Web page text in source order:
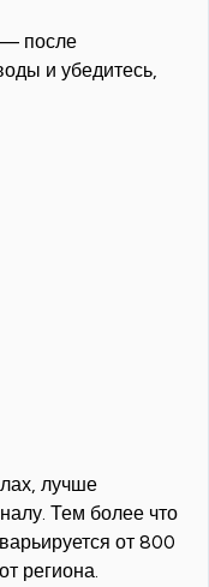
— после
и убедитесь,
лучше
Тем более что
от 800
региона.